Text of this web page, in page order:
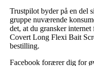
Trustpilot byder på en del
gruppe nuværende
det, at du gransker
Covert Long Flexi Bait
bestilling.
Facebook forærer dig for